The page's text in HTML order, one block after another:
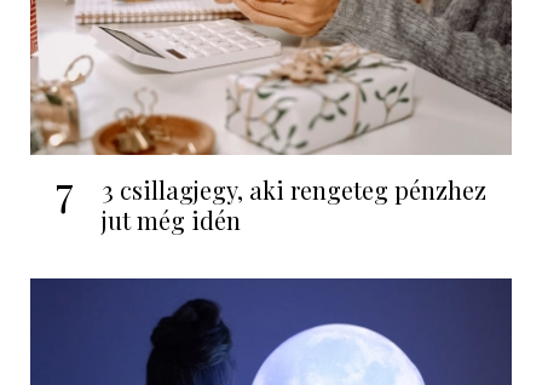
7
3 csillagjegy, aki rengeteg pénzhez
jut még idén